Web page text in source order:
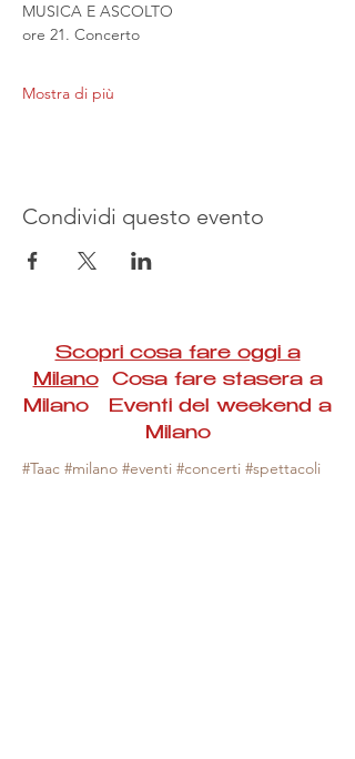
MUSICA E ASCOLTO
ore 21. Concerto
Mostra di più
Condividi questo evento
Scopri cosa fare oggi a
MilanoCosa fare stasera a
Milano Eventi del weekend a
Milano
#Taac #milano #eventi #concerti #spettacoli